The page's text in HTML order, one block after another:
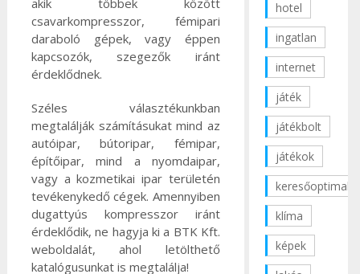
csavarkompresszor, fémipari
daraboló gépek, vagy éppen
kapcsozók, szegezők iránt
érdeklődnek.
Széles választékunkban
megtalálják számításukat mind az
autóipar, bútoripar, fémipar,
építőipar, mind a nyomdaipar,
vagy a kozmetikai ipar területén
tevékenykedő cégek. Amennyiben
dugattyús kompresszor iránt
érdeklődik, ne hagyja ki a BTK Kft.
weboldalát, ahol letölthető
katalógusunkat is megtalálja!
hotel
ingatlan
internet
játék
játékbolt
játékok
klíma
képek